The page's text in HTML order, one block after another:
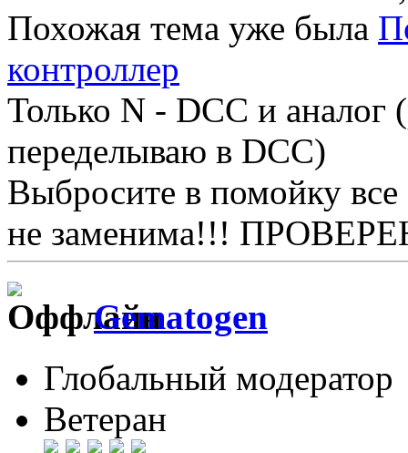
Похожая тема уже была
контроллер
Только N - DCC и аналог
переделываю в DCC)
Выбросите в помойку
не заменима!!!
Gematogen
Глобальный модератор
Ветеран